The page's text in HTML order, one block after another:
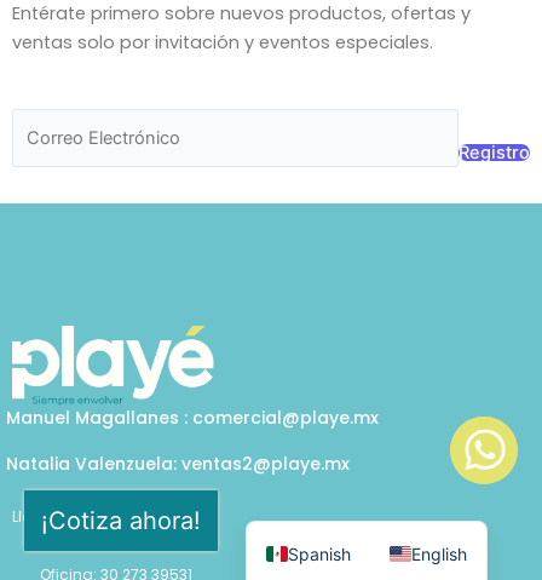
o
k
r
a
i
n
Entérate primero sobre nuevos productos, ofertas y
ventas solo por invitación y eventos especiales.
Registro
Manuel Magallanes : comercial@playe.mx
Natalia Valenzuela: ventas2@playe.mx
Llámanos
Oficina: 30 273 39531
¡Cotiza ahora!
Spanish English